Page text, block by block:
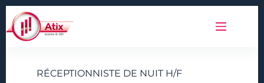
RÉCEPTIONNISTE DE NUIT H/F